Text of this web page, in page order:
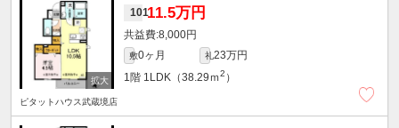
10111.5万円
8,000円
敷0ヶ月 礼23万円
1階 1LDK（38.29ｍ2 ）
ピタットハウス武蔵境店